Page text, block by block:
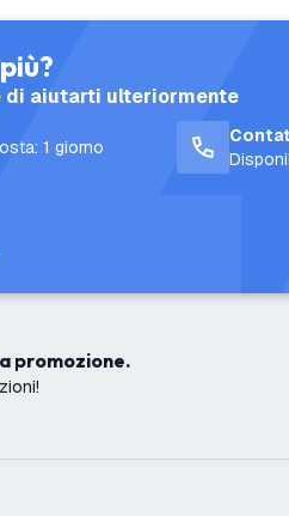
di aiutarti ulteriormente
1 giorno
promozione.